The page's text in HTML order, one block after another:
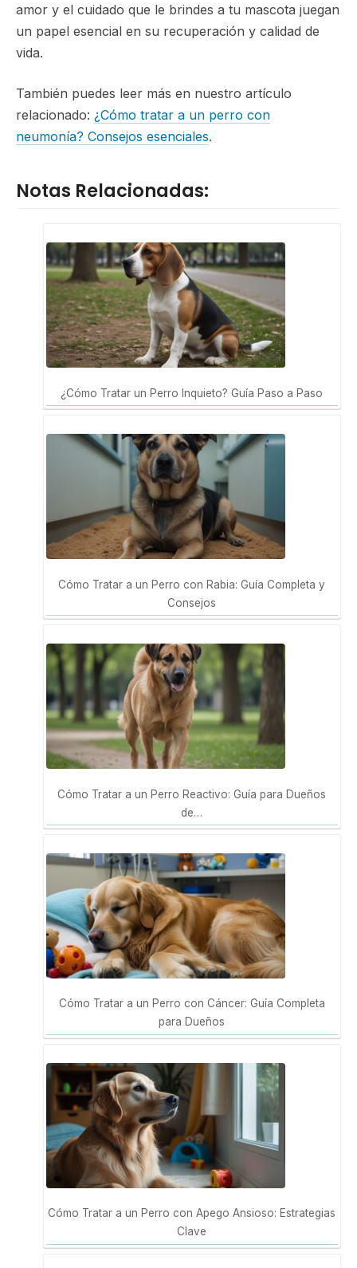
amor y el cuidado que le brindes a tu mascota juegan
un papel esencial en su recuperación y calidad de
vida.
También puedes leer más en nuestro artículo
relacionado: ¿Cómo tratar a un perro con
neumonía? Consejos esenciales.
Notas Relacionadas:
¿Cómo Tratar un Perro Inquieto? Guía Paso a Paso
Cómo Tratar a un Perro con Rabia: Guía Completa y
Consejos
Cómo Tratar a un Perro Reactivo: Guía para Dueños
de…
Cómo Tratar a un Perro con Cáncer: Guía Completa
para Dueños
Cómo Tratar a un Perro con Apego Ansioso: Estrategias
Clave